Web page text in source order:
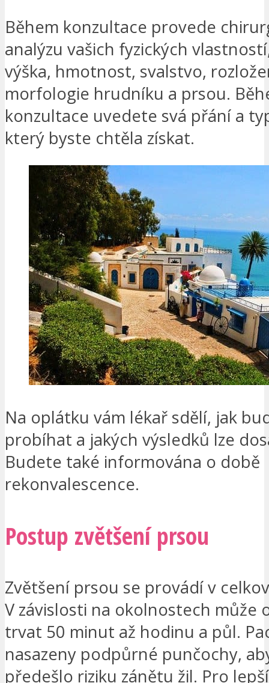
Během konzultace provede
analýzu vašich fyzických
výška, hmotnost, svalstvo,
morfologie hrudníku a prsou.
konzultace uvedete svá přání a
který byste chtěla získat.
Na oplátku vám lékař sdělí, jak
probíhat a jakých výsledků lze
Budete také informována o době
rekonvalescence.
Postup zvětšení prsou
Zvětšení prsou se provádí v
V závislosti na okolnostech může
trvat 50 minut až hodinu a půl.
nasazeny podpůrné punčochy,
předešlo riziku zánětu žil. Pro